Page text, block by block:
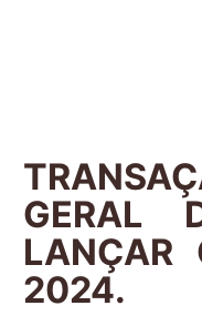
GERAL
LANÇAR
2024.